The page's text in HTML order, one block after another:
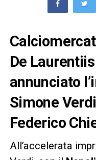
De
annunciato
Simone
Federico
All’accelerata